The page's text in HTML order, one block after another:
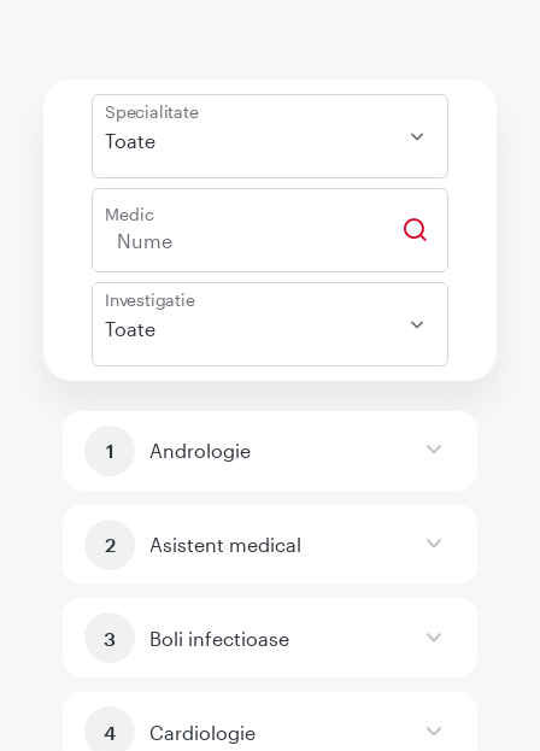
Specialitate
Toate
Medic
Investigatie
Toate
Andrologie
Asistent medical
Boli infectioase
Cardiologie